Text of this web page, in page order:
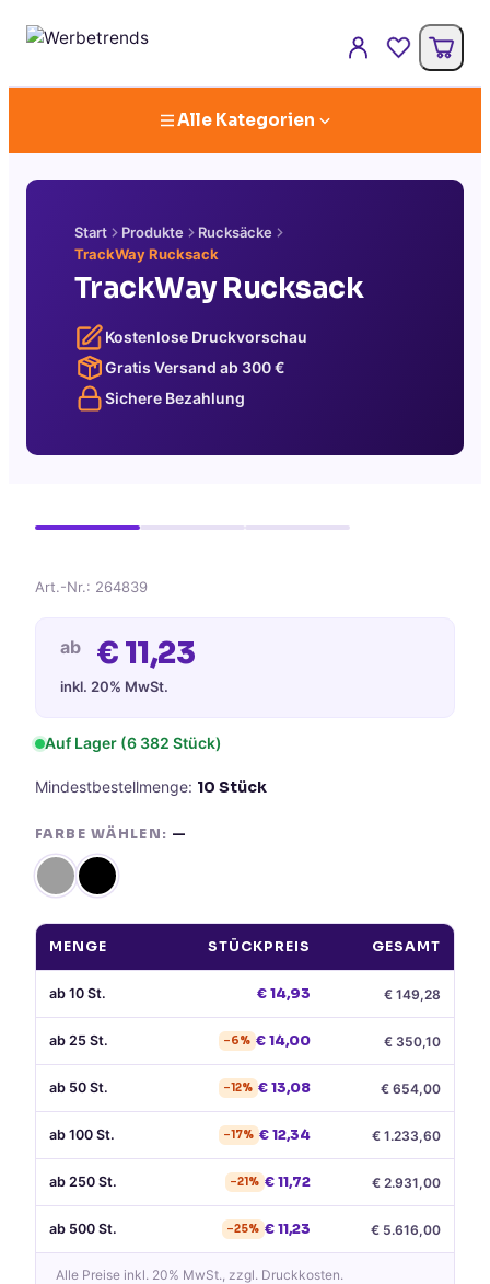
Alle Kategorien
Start Produkte
Rucksäcke
TrackWay Rucksack
TrackWay Rucksack
Kostenlose Druckvorschau
Gratis Versand ab 300€
Sichere Bezahlung
Art.-Nr.: 264839
ab € 11,23
inkl. 20% MwSt.
Auf Lager (6 382 Stück)
Mindestbestellmenge: 10 Stück
FARBE WÄHLEN: —
MENGE STÜCKPREIS GESAMT
ab 10 St. €14,93 € 149,28
ab 25 St. −6% €14,00 € 350,10
ab 50 St. −12% €13,08 € 654,00
ab 100 St. −17% €12,34 € 1.233,60
ab 250 St. −21% €11,72 € 2.931,00
ab 500 St. −25% €11,23 € 5.616,00
Alle Preise inkl. 20% MwSt., zzgl. Druckkosten.